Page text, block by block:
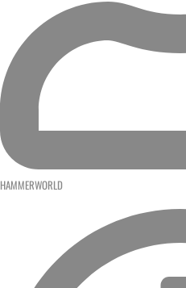
HAMMERWORLD